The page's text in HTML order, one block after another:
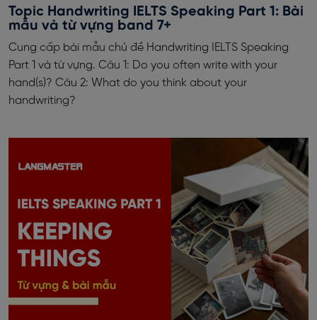
Topic Handwriting IELTS Speaking Part 1: Bài
mẫu và từ vựng band 7+
Cung cấp bài mẫu chủ đề Handwriting IELTS Speaking
Part 1 và từ vựng. Câu 1: Do you often write with your
hand(s)? Câu 2: What do you think about your
handwriting?